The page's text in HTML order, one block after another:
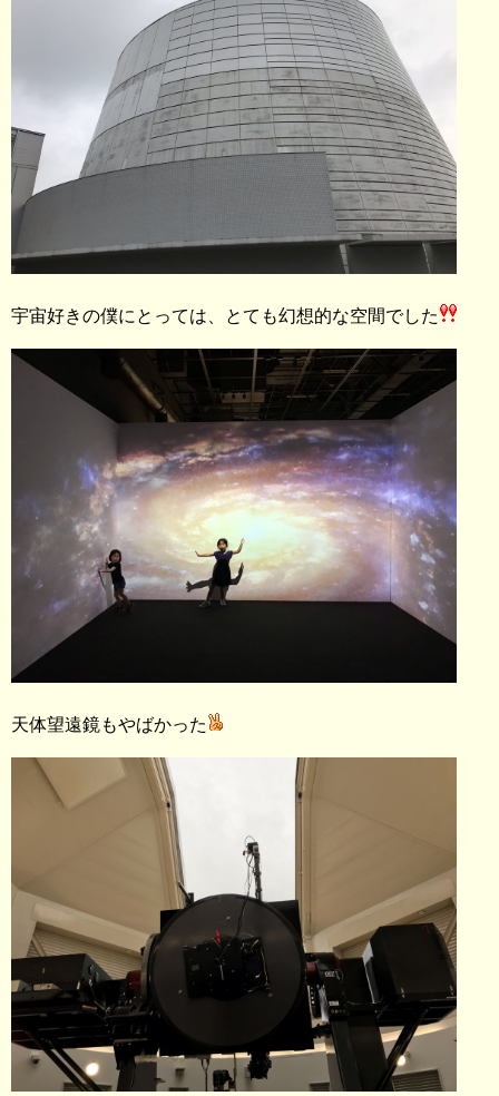
宇宙好きの僕にとっては、とても幻想的な空間でした
天体望遠鏡もやばかった